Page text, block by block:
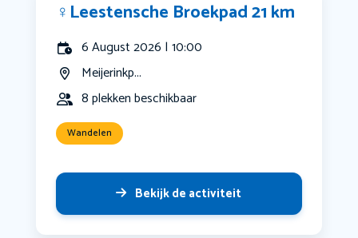
‍♀️Leestensche Broekpad 21 km
6 August 2026 | 10:00
Meijerinkp...
8 plekken beschikbaar
Wandelen
Bekijk de activiteit